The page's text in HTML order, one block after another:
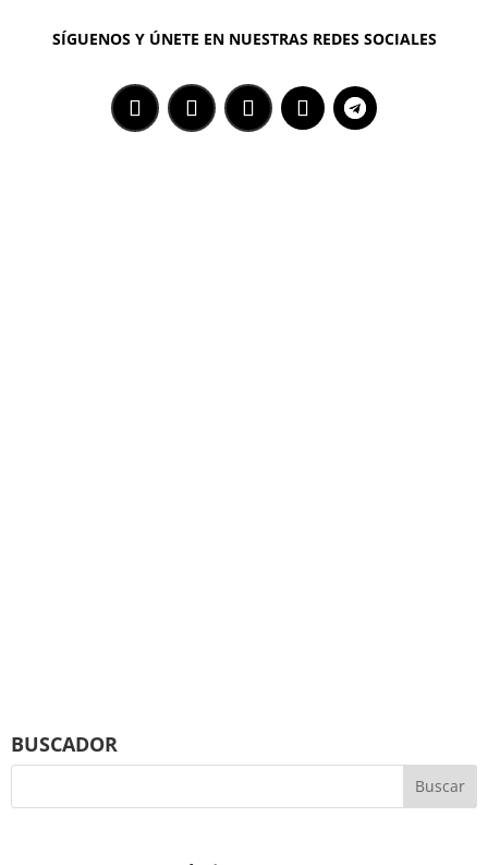
SÍGUENOS Y ÚNETE EN NUESTRAS REDES SOCIALES
BUSCADOR